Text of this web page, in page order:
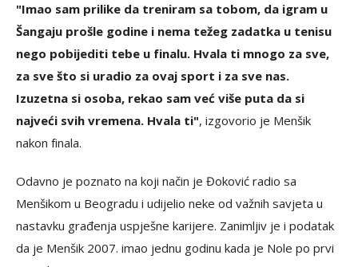
"Imao sam prilike da treniram sa tobom, da igram u
Šangaju prošle godine i nema težeg zadatka u tenisu
nego pobijediti tebe u finalu. Hvala ti mnogo za sve,
za sve što si uradio za ovaj sport i za sve nas.
Izuzetna si osoba, rekao sam već više puta da si
najveći svih vremena. Hvala ti", izgovorio je Menšik
nakon finala.
Odavno je poznato na koji način je Đoković radio sa
Menšikom u Beogradu i udijelio neke od važnih savjeta u
nastavku građenja uspješne karijere. Zanimljiv je i podatak
da je Menšik 2007. imao jednu godinu kada je Nole po prvi